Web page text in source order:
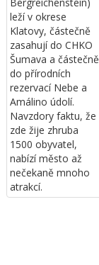
leží v okrese
Klatovy, částečně
zasahují do CHKO
Šumava a částečně
do přírodních
rezervací Nebe a
Amálino údolí.
Navzdory faktu, že
zde žije zhruba
1500 obyvatel,
nabízí město až
nečekaně mnoho
atrakcí.